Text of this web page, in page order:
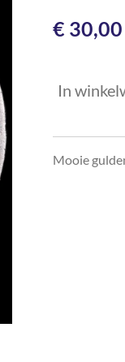
€ 30,00
In
Mooie